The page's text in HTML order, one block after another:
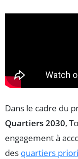
Dans le cadre du
Quartiers 2030,
engagement à
des quartiers